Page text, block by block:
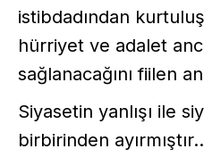
istibdadından
hürriyet ve adalet
sağlanacağını fiilen
Siyasetin yanlışı ile
birbirinden